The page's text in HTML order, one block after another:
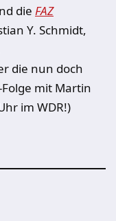
die FAZ
Y. Schmidt,
die nun doch
mit Martin
im WDR!)